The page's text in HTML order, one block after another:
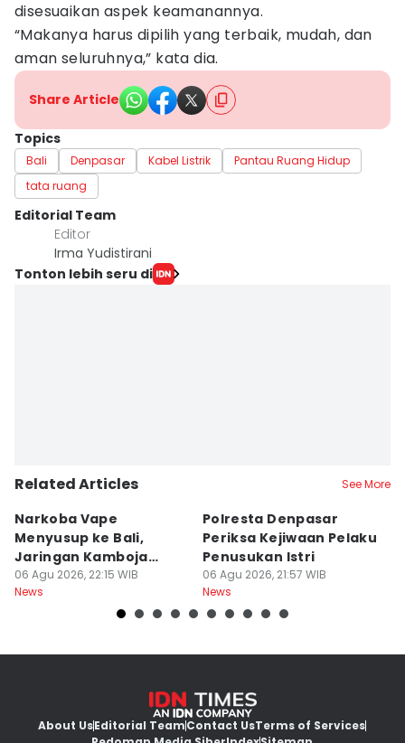
disesuaikan aspek keamanannya.
“Makanya harus dipilih yang terbaik, mudah, dan
aman seluruhnya,” kata dia.
Share Article
Topics
Bali Denpasar Kabel Listrik
Pantau Ruang Hidup
tata ruang
Editorial Team
Editor
Irma Yudistirani
Tonton lebih seru di
Related Articles See More
Narkoba Vape
Menyusup ke Bali,
Jaringan Kamboja
Terbongkar
06 Agu 2026, 22:15 WIB
News
Polresta Denpasar
Periksa Kejiwaan Pelaku
Penusukan Istri
06 Agu 2026, 21:57 WIB
News
About UsEditorial TeamContact UsTerms of Services